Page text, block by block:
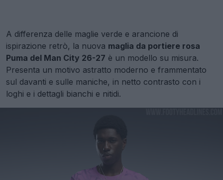
A differenza delle maglie verde e arancione di
ispirazione retrò, la nuova maglia da portiere rosa
Puma del Man City 26-27 è un modello su misura.
Presenta un motivo astratto moderno e frammentato
sul davanti e sulle maniche, in netto contrasto con i
loghi e i dettagli bianchi e nitidi.